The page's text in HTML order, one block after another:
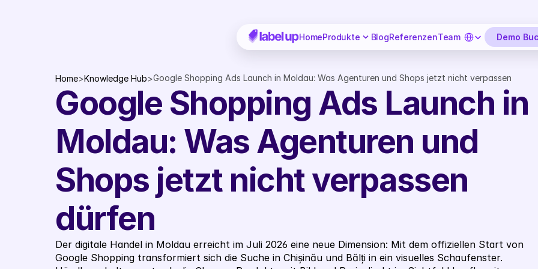
HomeProdukte BlogReferenzenTeam Select Language
Demo
Home>Knowledge Hub>Google Shopping Ads Launch in Moldau: Was Agenturen und Shops jetzt nicht verpassen
dürfen
Google Shopping Ads Launch in
Moldau: Was Agenturen und
Shops jetzt nicht verpassen
dürfen
Der digitale Handel in Moldau erreicht im Juli 2026 eine neue Dimension: Mit dem offiziellen Start von
Google Shopping transformiert sich die Suche in Chișinău und Bălți in ein visuelles Schaufenster.